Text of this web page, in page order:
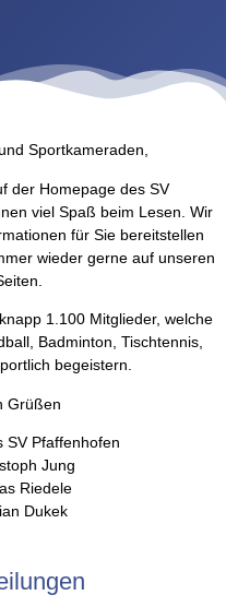
Sportkameraden,
der Homepage des SV
viel Spaß beim Lesen. Wir
für Sie bereitstellen
wieder gerne auf unseren
1.100 Mitglieder, welche
Badminton, Tischtennis,
begeistern.
Grüßen
SV Pfaffenhofen
Jung
Riedele
Dukek